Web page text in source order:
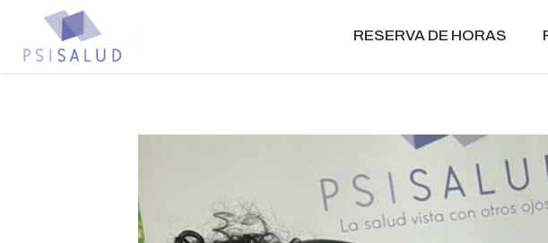
RESERVA DE HORAS